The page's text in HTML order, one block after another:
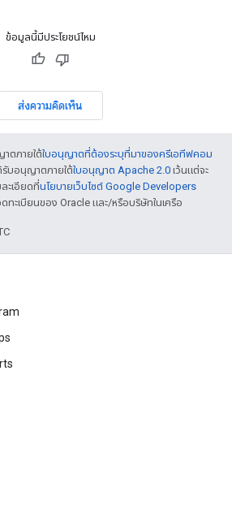
ข้อมูลนี้มีประโยชน์ไหม
ส่งความคิดเห็น
าตภายใต้ใบอนุญาตที่ต้องระบุที่มาของครีเอทีฟคอม
รับอนุญาตภายใต้ใบอนุญาต Apache 2.0 เว้นแต่จะ
ะเอียดที่นโยบายเว็บไซต์ Google Developers
ทะเบียนของ Oracle และ/หรือบริษัทในเครือ